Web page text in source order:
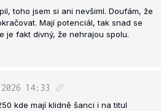
toho jsem si ani nevšiml. Doufám, že
Mají potenciál, tak snad se
je fakt divný, že nehrajou spolu.
14:33
kde mají klidně šanci i na titul